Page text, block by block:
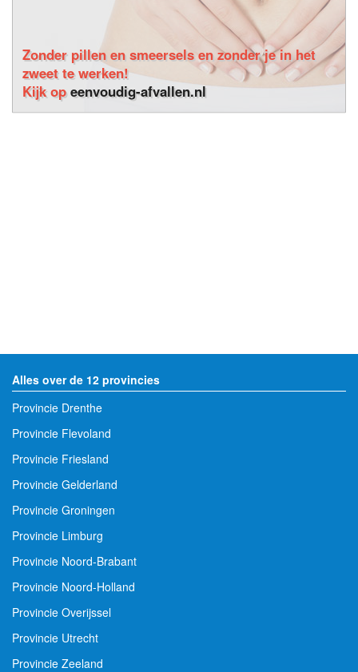
Zonder pillen en smeersels en zonder je in het
zweet te werken!
Kijk opeenvoudig-afvallen.nl
Alles over de 12 provincies
Provincie Drenthe
Provincie Flevoland
Provincie Friesland
Provincie Gelderland
Provincie Groningen
Provincie Limburg
Provincie Noord-Brabant
Provincie Noord-Holland
Provincie Overijssel
Provincie Utrecht
Provincie Zeeland